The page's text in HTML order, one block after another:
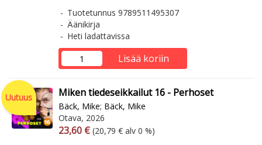
Tuotetunnus 9789511495307
Äänikirja
Heti ladattavissa
Lisää koriin
Uutuus Miken tiedeseikkailut 16 - Perhoset
Bäck, Mike; Bäck, Mike
Otava, 2026
Arvonlisäverollinen hinta
23,60 € Arvonlisäveroton hinta
(20,79 € alv 0 %)